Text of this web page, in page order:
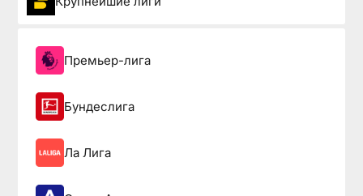
Премьер-лига
Бундеслига
Ла Лига